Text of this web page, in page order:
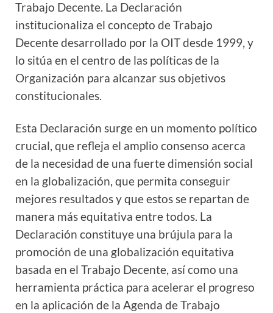
Trabajo Decente. La Declaración
institucionaliza el concepto de Trabajo
Decente desarrollado por la OIT desde 1999, y
lo sitúa en el centro de las políticas de la
Organización para alcanzar sus objetivos
constitucionales.
Esta Declaración surge en un momento político
crucial, que refleja el amplio consenso acerca
de la necesidad de una fuerte dimensión social
en la globalización, que permita conseguir
mejores resultados y que estos se repartan de
manera más equitativa entre todos. La
Declaración constituye una brújula para la
promoción de una globalización equitativa
basada en el Trabajo Decente, así como una
herramienta práctica para acelerar el progreso
en la aplicación de la Agenda de Trabajo